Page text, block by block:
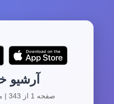
آرشیو
صفحه 1 از 343 | مجموع 3425 آرشیو